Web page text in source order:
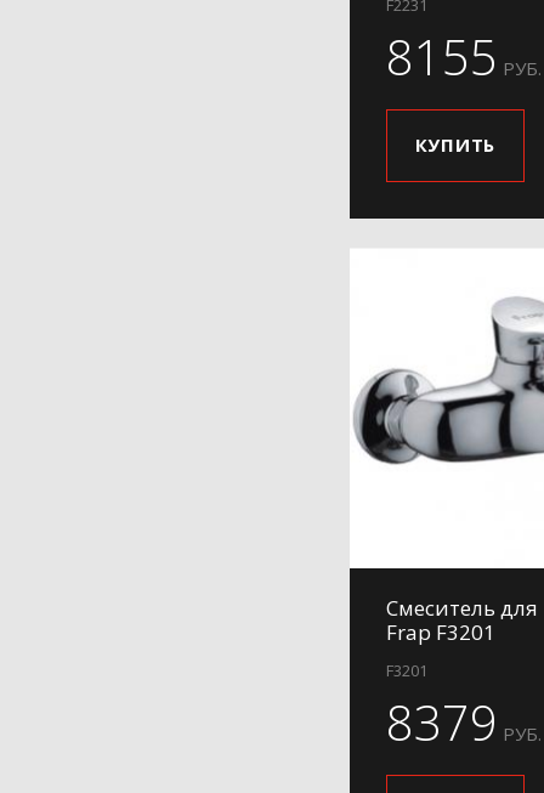
F2231
8155 РУБ.
КУПИТЬ
Смеситель
Frap F3201
F3201
8379 РУБ.